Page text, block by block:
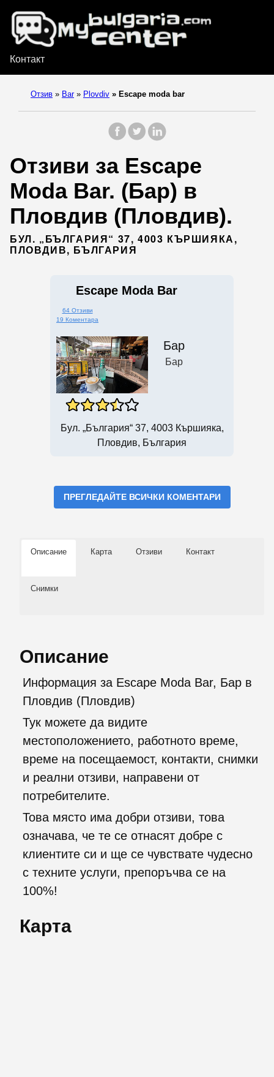
Контакт
Отзив » Bar » Plovdiv » Escape moda bar
Отзиви за Escape
Moda Bar. (Бар) в
Пловдив (Пловдив).
БУЛ. „БЪЛГАРИЯ“ 37, 4003 КЪРШИЯКА,
ПЛОВДИВ, БЪЛГАРИЯ
Escape Moda Bar
64 Отзиви
19 Коментара
Бар
Бар
Бул. „България“ 37, 4003 Кършияка,
Пловдив, България
ПРЕГЛЕДАЙТЕ ВСИЧКИ КОМЕНТАРИ
Описание Карта Отзиви Контакт
Снимки
Описание
Информация за Escape Moda Bar, Бар в
Пловдив (Пловдив)
Тук можете да видите
местоположението, работното време,
време на посещаемост, контакти, снимки
и реални отзиви, направени от
потребителите.
Това място има добри отзиви, това
означава, че те се отнасят добре с
клиентите си и ще се чувствате чудесно
с техните услуги, препоръчва се на
100%!
Карта